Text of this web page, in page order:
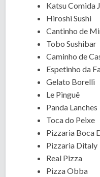
Katsu Comida
Hiroshi Sushi
Cantinho de
Tobo Sushibar
Caminho de
Espetinho da
Gelato Borelli
Le Pinguê
Panda Lanches
Toca do Peixe
Pizzaria Boca
Pizzaria Ditaly
Real Pizza
Pizza Obba